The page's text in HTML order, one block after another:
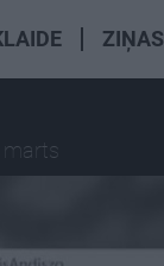
ZIŅAS
marts